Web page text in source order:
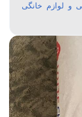
و لوازم خانگی